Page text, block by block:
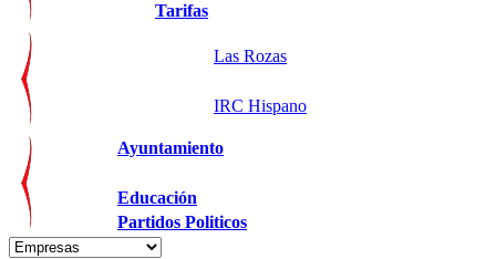
Tarifas
Las Rozas
IRC Hispano
Ayuntamiento
Educación
Partidos Politicos